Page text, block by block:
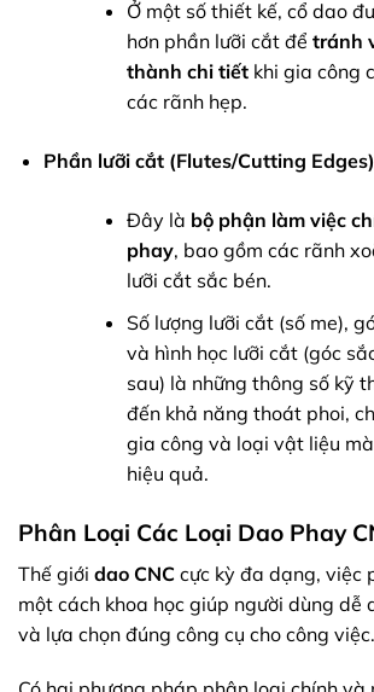
Ở một số thiết kế, cổ dao
hơn phần lưỡi cắt để tránh
thành chi tiếtkhi gia công
các rãnh hẹp.
Phần lưỡi cắt (Flutes/Cutting
Đây là bộ phận làm việc
phay, bao gồm các rãnh
lưỡi cắt sắc bén.
Số lượng lưỡi cắt (số me),
và hình học lưỡi cắt (góc
sau) là những thông số kỹ
đến khả năng thoát phoi,
gia công và loại vật liệu
hiệu quả.
Phân Loại Các Loại Dao Phay
Thế giới dao CNC cực kỳ đa dạng, việc
một cách khoa học giúp người dùng dễ
và lựa chọn đúng công cụ cho công việc.